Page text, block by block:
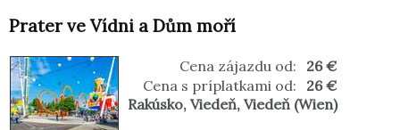
Prater ve Vídni a Dům moří
Cena zájazdu od:
26 €
Cena s príplatkami od:
26 €
Rakúsko, Viedeň, Viedeň (Wien)